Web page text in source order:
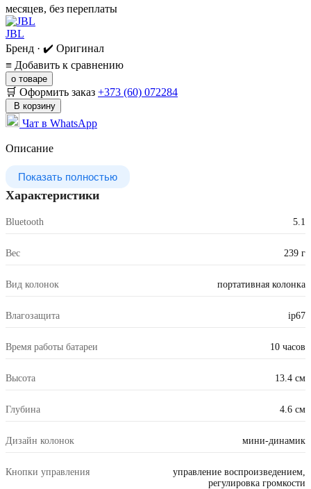
месяцев, без переплаты
JBL
Бренд · ✔️ Оригинал
≡ Добавить к сравнению
о товаре
🛒 Оформить заказ +373 (60) 072284
В корзину
Чат в WhatsApp
Описание
Показать полностью
Характеристики
Bluetooth 5.1
Вес 239 г
Вид колонок портативная колонка
Влагозащита ip67
Время работы батареи 10 часов
Высота 13.4 см
Глубина 4.6 см
Дизайн колонок мини-динамик
Кнопки управления
управление воспроизведением,
регулировка громкости